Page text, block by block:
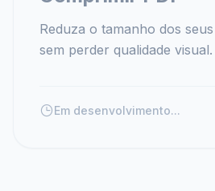
Reduza o tamanho dos
sem perder qualidade visual.
Em desenvolvimento...